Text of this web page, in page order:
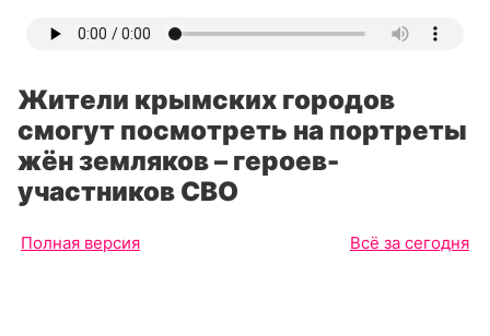
Жители крымских городов
смогут посмотреть на портреты
жён земляков – героев-
участников СВО
Полная версия Всё за сегодня